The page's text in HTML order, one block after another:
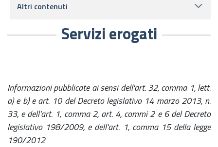
Servizi erogati
Informazioni pubblicate ai sensi dell'art. 32, comma 1, lett.
a) e b) e art. 10 del Decreto legislativo 14 marzo 2013, n.
33, e dell'art. 1, comma 2, art. 4, commi 2 e 6 del Decreto
legislativo 198/2009, e dell'art. 1, comma 15 della legge
190/2012
Altri contenuti